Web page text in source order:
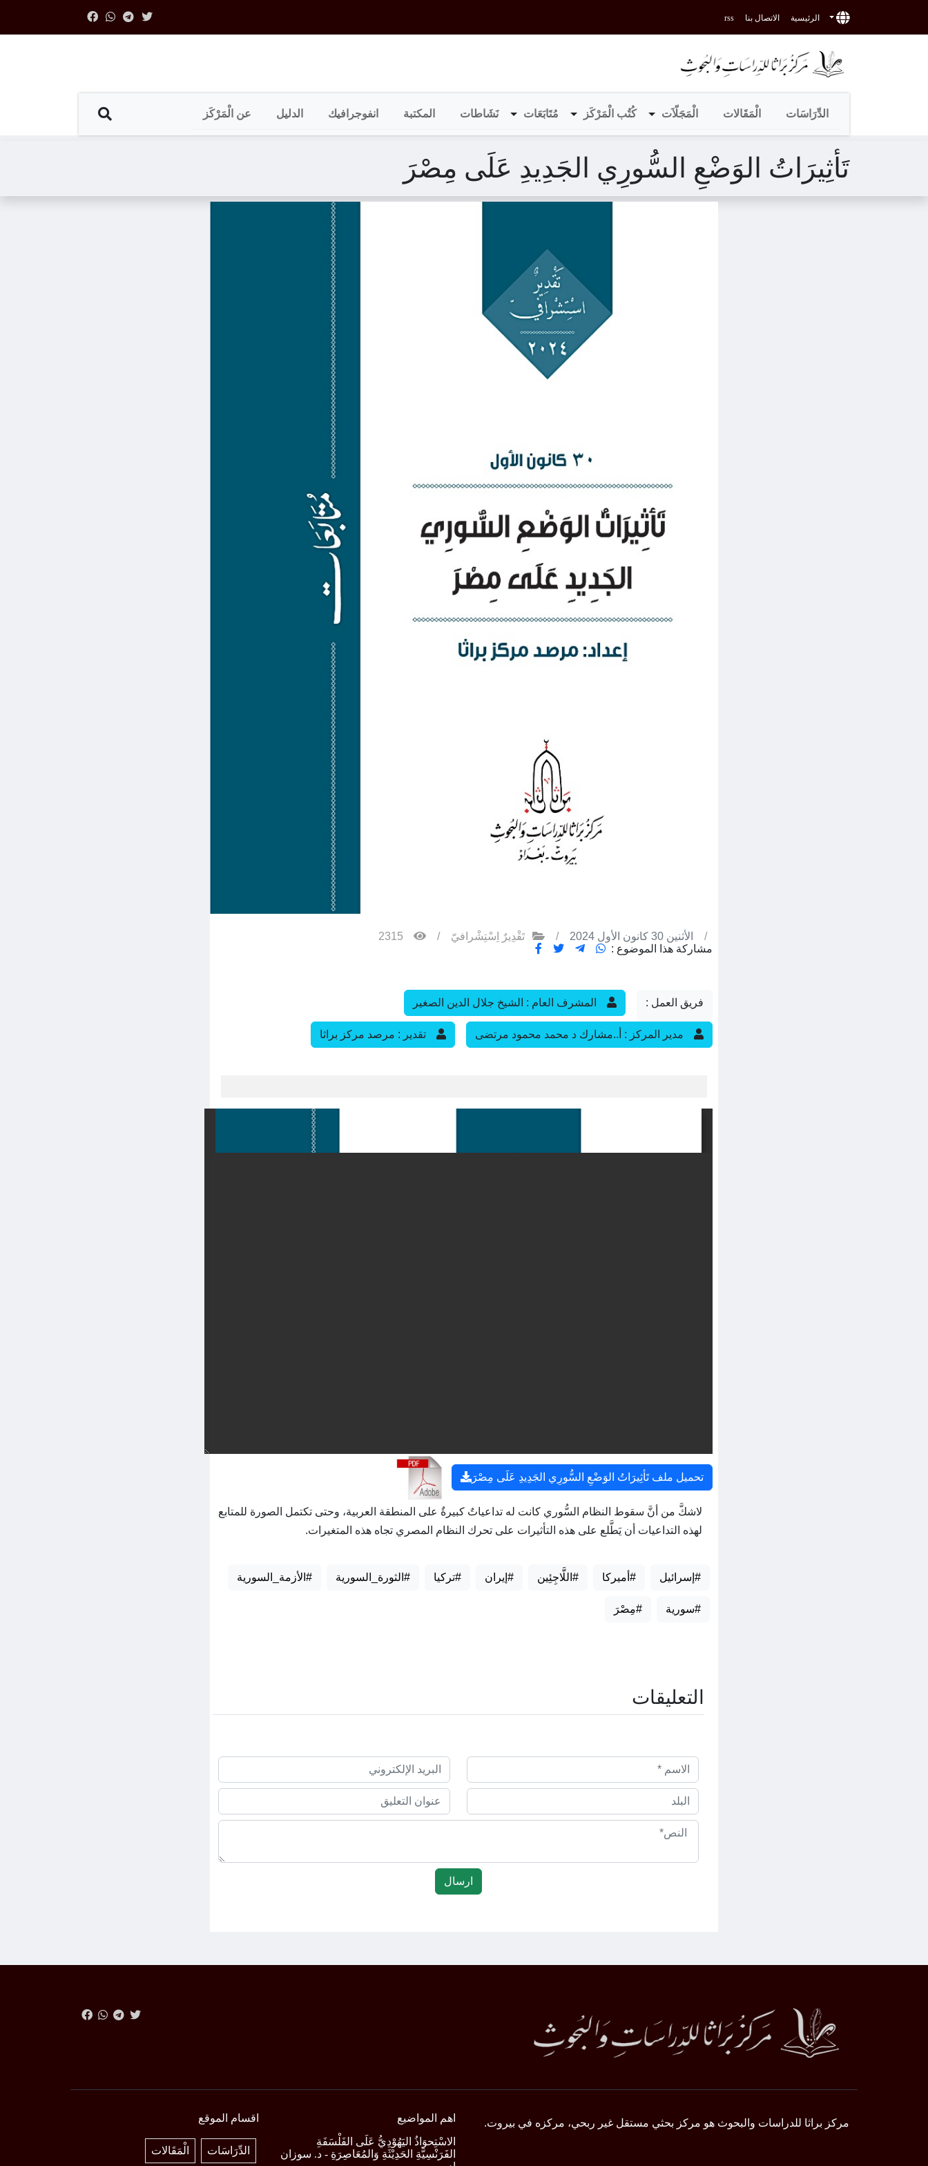
الرئيسية الاتصال بنا rss
الدِّرَاسَات الْمَقَالات الْمَجَلّاَت كُتُب الْمَرْكَز مُتَابَعَات نَشَاطات المكتبة انفوجرافيك الدليل عن الْمَرْكَز
تَأثِيرَاتُ الوَضْعِ السُّورِي الجَدِيدِ عَلَى مِصْرَ
/ الأثنين 30 كانون الأول 2024 / تَقْدِيرٌ اِسْتِشْرافيّ /
مشاركة هذا الموضوع :
فريق العمل : المشرف العام : الشيخ جلال الدين الصغير
مدير المركز : أ..مشارك د محمد محمود مرتضى تقدير : مرصد مركز براثا
تحميل ملف تَأثِيرَاتُ الوَضْعِ السُّورِي الجَدِيدِ عَلَى مِصْرَ
لاشكَّ من أنَّ سقوط النظام السُّوري كانت له تداعياتٌ كبيرةٌ على المنطقة العربية، وحتى تكتمل الصورة للمتابع
لهذه التداعيات أن يَطَّلع على هذه التأثيرات على تحرك النظام المصري تجاه هذه المتغيرات.
#إسرائيل #أميركا #اللَّاجِئِين #إيران #تركيا #الثورة_السورية #الأزمة_السورية
#سورية #مِصْرَ
التعليقات
مركز براثا للدراسات والبحوث هو مركز بحثي مستقل غير ربحي، مركزه في بيروت.
اهم المواضيع
الاسْتِحوَاذُ اليَهُوْدِيُّ عَلَى الفَلْسَفَةِ
الفَرَنْسِيَّةِ الحَدِيْثَةِ وَالمُعَاصِرَةِ - د. سوزان
اقسام الموقع
الدِّرَاسَات الْمَقَالات